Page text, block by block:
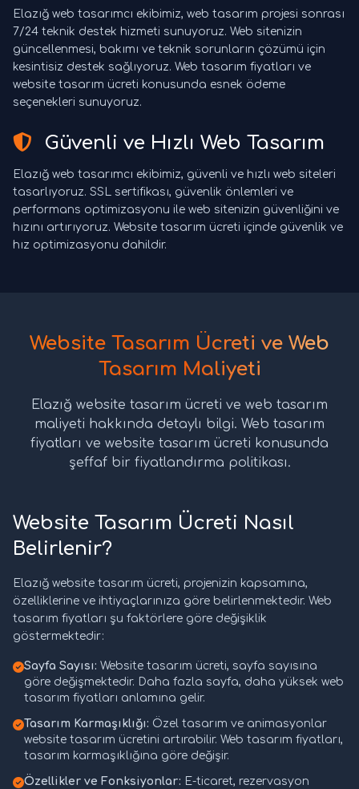
Elazığ web tasarımcı ekibimiz, web tasarım projesi sonrası
7/24 teknik destek hizmeti sunuyoruz. Web sitenizin
güncellenmesi, bakımı ve teknik sorunların çözümü için
kesintisiz destek sağlıyoruz. Web tasarım fiyatları ve
website tasarım ücreti konusunda esnek ödeme
seçenekleri sunuyoruz.
Güvenli ve Hızlı Web Tasarım
Elazığ web tasarımcı ekibimiz, güvenli ve hızlı web siteleri
tasarlıyoruz. SSL sertifikası, güvenlik önlemleri ve
performans optimizasyonu ile web sitenizin güvenliğini ve
hızını artırıyoruz. Website tasarım ücreti içinde güvenlik ve
hız optimizasyonu dahildir.
Website Tasarım Ücreti ve Web
Tasarım Maliyeti
Elazığ website tasarım ücreti ve web tasarım
maliyeti hakkında detaylı bilgi. Web tasarım
fiyatları ve website tasarım ücreti konusunda
şeffaf bir fiyatlandırma politikası.
Website Tasarım Ücreti Nasıl
Belirlenir?
Elazığ website tasarım ücreti, projenizin kapsamına,
özelliklerine ve ihtiyaçlarınıza göre belirlenmektedir. Web
tasarım fiyatları şu faktörlere göre değişiklik
göstermektedir:
Sayfa Sayısı: Website tasarım ücreti, sayfa sayısına
göre değişmektedir. Daha fazla sayfa, daha yüksek web
tasarım fiyatları anlamına gelir.
Tasarım Karmaşıklığı: Özel tasarım ve animasyonlar
website tasarım ücretini artırabilir. Web tasarım fiyatları,
tasarım karmaşıklığına göre değişir.
Özellikler ve Fonksiyonlar: E-ticaret, rezervasyon